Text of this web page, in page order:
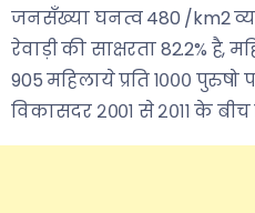
जनसँख्या घनत्व 480 /km2
रेवाड़ी की साक्षरता 82.2% है,
905 महिलाये प्रति १०००
विकासदर २००१ से २०११ के बीच